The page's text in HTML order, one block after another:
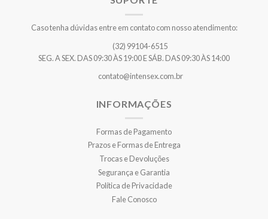
Caso tenha dúvidas entre em contato com nosso atendimento:
(32) 99104-6515
SEG. A SEX. DAS 09:30 ÀS 19:00 E SÁB. DAS 09:30 ÀS 14:00
contato@intensex.com.br
INFORMAÇÕES
Formas de Pagamento
Prazos e Formas de Entrega
Trocas e Devoluções
Segurança e Garantia
Política de Privacidade
Fale Conosco